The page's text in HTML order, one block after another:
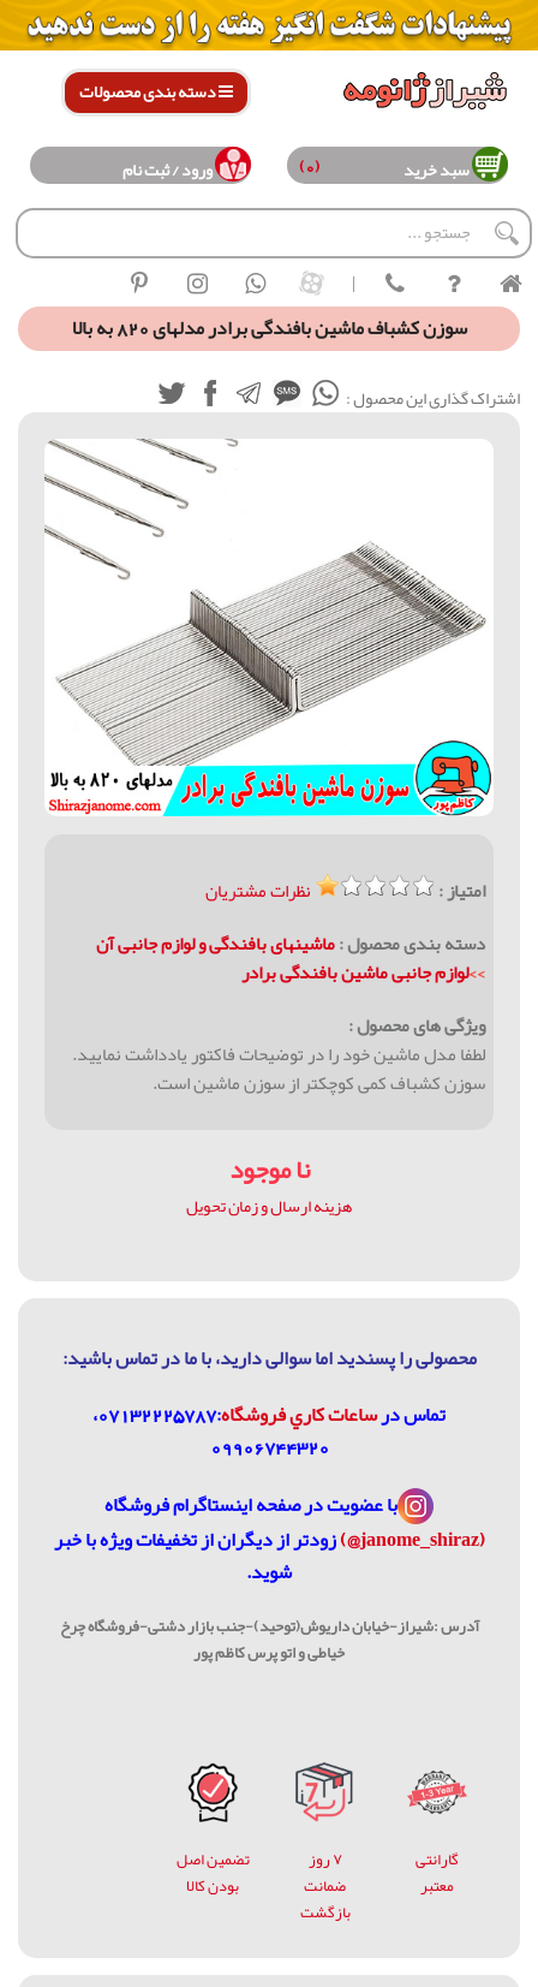
دسته بندی محصولات
سبد خرید (0) ورود / ثبت نام
|
سوزن کشباف ماشین بافندگی برادر مدلهای 820 به بالا
اشتراک گذاری این محصول :
امتیاز :
نظرات مشتریان
دسته بندی محصول :ماشینهای بافندگی و لوازم جانبی آن
>>لوازم جانبی ماشین بافندگی برادر
ویژگی های محصول :
لطفا مدل ماشین خود را در توضیحات فاکتور یادداشت نمایید.
سوزن کشباف کمی کوچکتر از سوزن ماشین است.
نا موجود
هزینه ارسال و زمان تحویل
محصولی را پسندید اما سوالی دارید، با ما در تماس باشيد:
تماس درساعات كاري فروشگاه
:07132225787،
09906744320
با عضویت درصفحه اینستاگرام فروشگاه
(janome_shiraz@)
زودتر از دیگران از تخفیفات ویژه با خبر
شوید.
آدرس :شیراز-خیابان داریوش(توحید)-جنب بازار دشتی-فروشگاه چرخ
خیاطی و اتو پرس کاظم پور
گارانتی
معتبر
۷ روز
ضمانت
بازگشت
تضمین اصل
بودن کالا